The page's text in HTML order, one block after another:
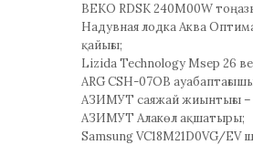
BEKO RDSK 240M00W
Надувная лодка Аква
қайығы;
Lizida Technology Msep 26
ARG CSH-07OB
АЗИМУТ саяжай жиынтығы –
АЗИМУТ Алакөл ақшатыры;
Samsung VC18M21D0VG/EV